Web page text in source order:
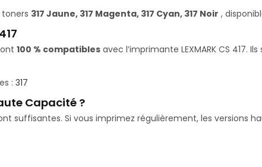
317 Jaune, 317 Magenta, 317 Cyan, 317 Noir ,
100 % compatibles avec l’imprimante LEXMARK CS
: 317
Capacité ?
suffisantes. Si vous imprimez régulièrement, les